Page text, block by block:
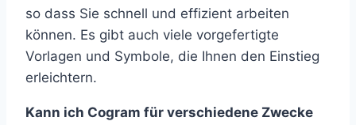
so dass Sie schnell und effizient arbeiten
können. Es gibt auch viele vorgefertigte
Vorlagen und Symbole, die Ihnen den Einstieg
erleichtern.
Kann ich Cogram für verschiedene Zwecke